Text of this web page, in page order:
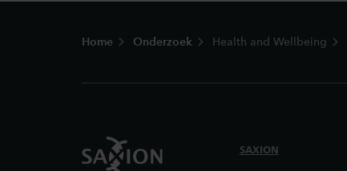
Home Onderzoek Health and Wellbeing
SAXION